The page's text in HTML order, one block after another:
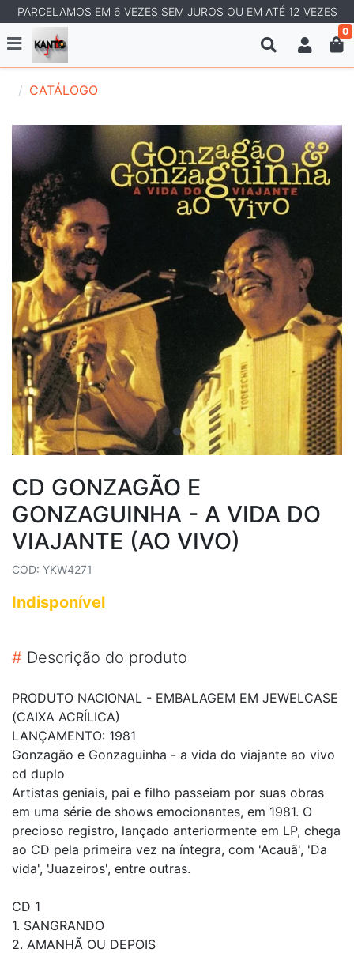
PARCELAMOS EM 6 VEZES SEM JUROS OU EM ATÉ 12 VEZES
0
CATÁLOGO
CD GONZAGÃO E
GONZAGUINHA - A VIDA DO
VIAJANTE (AO VIVO)
COD: YKW4271
Indisponível
# Descrição do produto
PRODUTO NACIONAL - EMBALAGEM EM JEWELCASE
(CAIXA ACRÍLICA)
LANÇAMENTO: 1981
Gonzagão e Gonzaguinha - a vida do viajante ao vivo
cd duplo
Artistas geniais, pai e filho passeiam por suas obras
em uma série de shows emocionantes, em 1981. O
precioso registro, lançado anteriormente em LP, chega
ao CD pela primeira vez na íntegra, com 'Acauã', 'Da
vida', 'Juazeiros', entre outras.
CD 1
1. SANGRANDO
2. AMANHÃ OU DEPOIS